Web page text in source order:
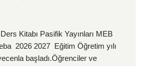
Kitabı Pasifik Yayınları MEB
2026 2027 Eğitim Öğretim yılı
başladı.Öğrenciler ve